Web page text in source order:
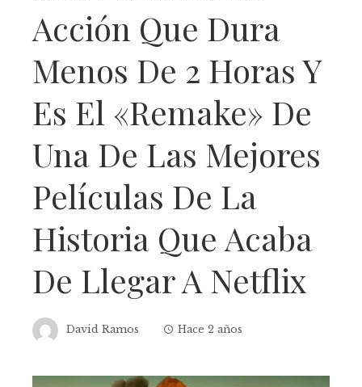
Acción Que Dura
Menos De 2 Horas Y
Es El «remake» De
Una De Las Mejores
Películas De La
Historia Que Acaba
De Llegar A Netflix
David Ramos Hace 2 años